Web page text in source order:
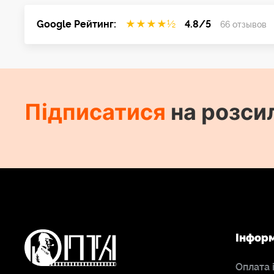
Google Рейтинг: ★ ★ ★ ★½ 4.8/5 66 отзывов
Підписатися на
Оплата